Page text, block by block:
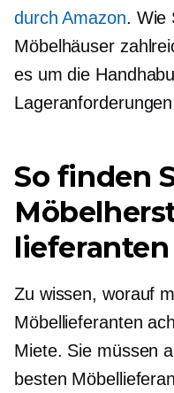
durch Amazon. Wie
Möbelhäuser
es um die
So finden
lieferanten
Zu wissen, worauf
Möbellieferanten
Miete. Sie müssen
besten